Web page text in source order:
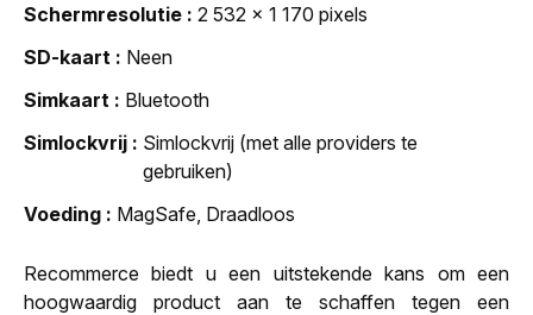
Schermresolutie
2 532 x 1 170 pixels
SD-kaart
Neen
Simkaart
Bluetooth
Simlockvrij
Simlockvrij (met alle providers te
gebruiken)
Voeding
MagSafe, Draadloos
Recommerce biedt u een uitstekende kans om een
hoogwaardig product aan te schaffen tegen een